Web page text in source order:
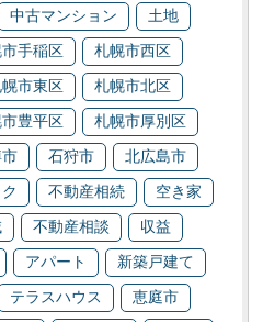
中古マンション
土地
手稲区
札幌市西区
市東区
札幌市北区
豊平区
札幌市厚別区
石狩市
北広島市
不動産相続
空き家
不動産相談
収益
アパート
新築戸建て
テラスハウス
恵庭市